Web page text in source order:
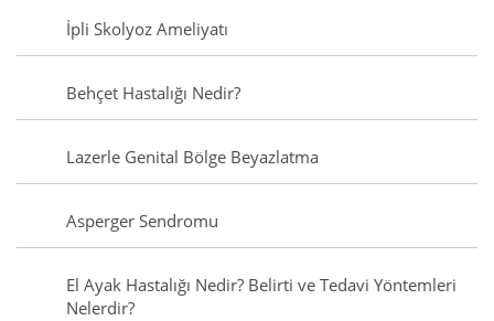
İpli Skolyoz Ameliyatı
Behçet Hastalığı Nedir?
Lazerle Genital Bölge Beyazlatma
Asperger Sendromu
El Ayak Hastalığı Nedir? Belirti ve Tedavi Yöntemleri
Nelerdir?